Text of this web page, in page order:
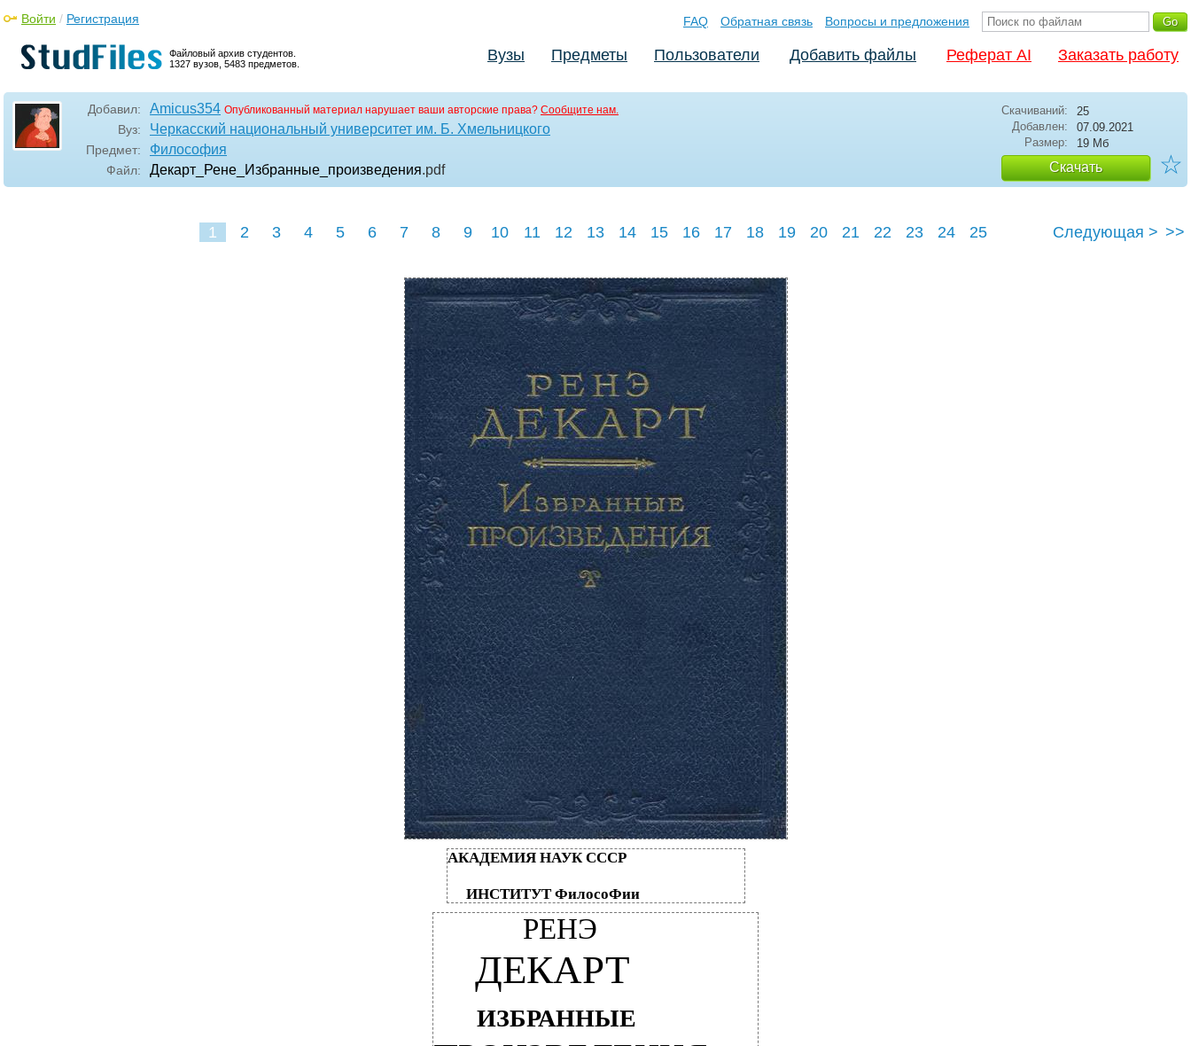
Файловый архив студентов.
1327 вузов, 5483 предметов.
Войти / Регистрация FAQ Обратная связь Вопросы и предложения
Вузы Предметы Пользователи Добавить файлы Реферат AI Заказать работу
Добавил: Amicus354 Опубликованный материал нарушает ваши авторские права? Сообщите нам.
Вуз: Черкасский национальный университет им. Б. Хмельницкого
Предмет: Философия
Файл: Декарт_Рене_Избранные_произведения.pdf
Скачиваний:
25
Добавлен:
07.09.2021
Размер:
19 Мб
Скачать ☆
1 2 3 4 5 6 7 8 9 10 11 12 13 14 15 16 17 18 19 20 21 22 23 24 25 Следующая > >>
АКАДЕМИЯ НАУК СССР
ИНСТИТУТ ФилосоФии
РЕНЭ
ДЕКАРТ
ИЗБРАННЫЕ